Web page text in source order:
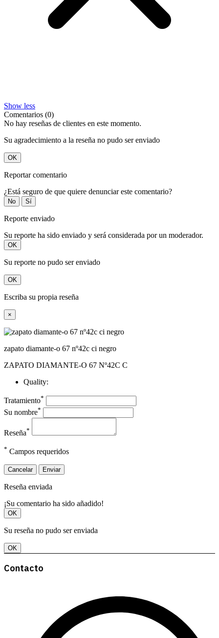
Show less
Comentarios (0)
No hay reseñas de clientes en este momento.
Su agradecimiento a la reseña no pudo ser enviado
OK
Reportar comentario
¿Está seguro de que quiere denunciar este comentario?
No Sí
Reporte enviado
Su reporte ha sido enviado y será considerada por un moderador.
OK
Su reporte no pudo ser enviado
OK
Escriba su propia reseña
×
zapato diamante-o 67 nº42c ci negro
ZAPATO DIAMANTE-O 67 Nº42C C
Quality:
Tratamiento*
Su nombre*
Reseña*
* Campos requeridos
Cancelar Enviar
Reseña enviada
¡Su comentario ha sido añadido!
OK
Su reseña no pudo ser enviada
OK
Contacto